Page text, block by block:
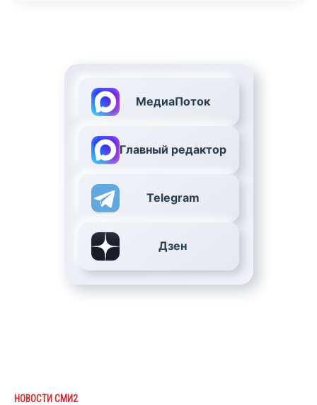
МедиаПоток
Главный редактор
Telegram
Дзен
НОВОСТИ СМИ2